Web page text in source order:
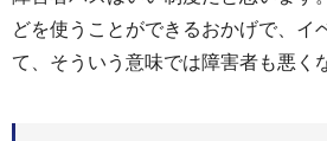
どを使うことができるおかげで、イ
て、そういう意味では障害者も悪く